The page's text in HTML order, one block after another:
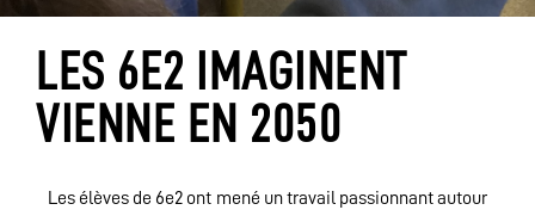
LES 6E2 IMAGINENT
VIENNE EN 2050
Les élèves de 6e2 ont mené un travail passionnant autour